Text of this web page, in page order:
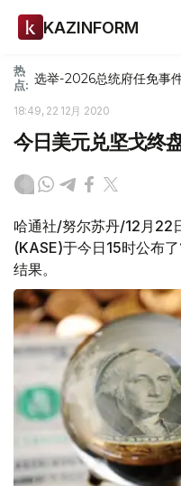
KAZINFORM
热
点: 选举-2026总统府任免事
18:49, 22 12月 2020
今日美元兑坚戈终
哈通社/努尔苏丹/12月22
(KASE)于今日15时公布
结果。